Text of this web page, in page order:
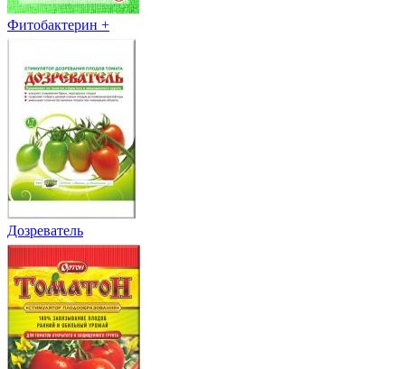
Фитобактерин +
Дозреватель